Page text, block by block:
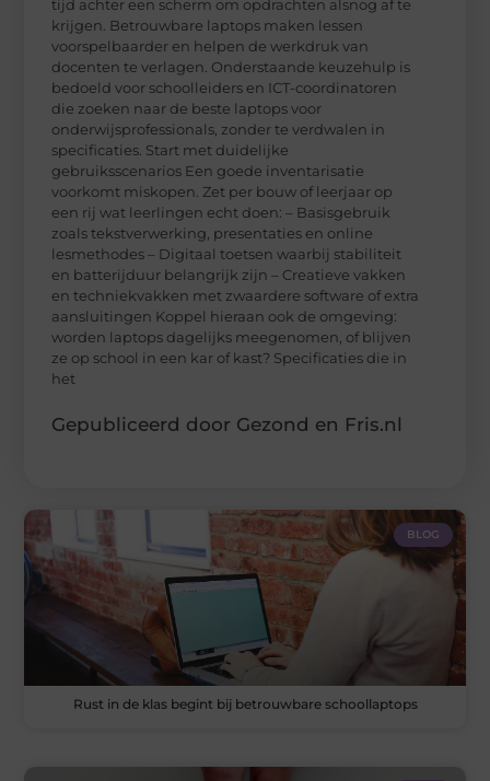
tijd achter een scherm om opdrachten alsnog af te
krijgen. Betrouwbare laptops maken lessen
voorspelbaarder en helpen de werkdruk van
docenten te verlagen. Onderstaande keuzehulp is
bedoeld voor schoolleiders en ICT-coordinatoren
die zoeken naar de beste laptops voor
onderwijsprofessionals, zonder te verdwalen in
specificaties. Start met duidelijke
gebruiksscenarios Een goede inventarisatie
voorkomt miskopen. Zet per bouw of leerjaar op
een rij wat leerlingen echt doen: – Basisgebruik
zoals tekstverwerking, presentaties en online
lesmethodes – Digitaal toetsen waarbij stabiliteit
en batterijduur belangrijk zijn – Creatieve vakken
en techniekvakken met zwaardere software of extra
aansluitingen Koppel hieraan ook de omgeving:
worden laptops dagelijks meegenomen, of blijven
ze op school in een kar of kast? Specificaties die in
het
Gepubliceerd door Gezond en Fris.nl
BLOG
Rust in de klas begint bij betrouwbare schoollaptops